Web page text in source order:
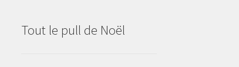
Tout le pull de Noël